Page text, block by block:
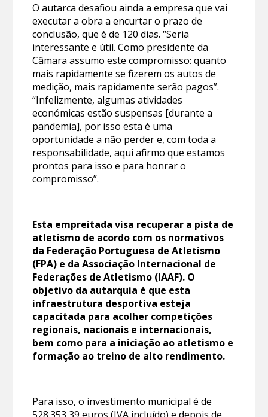
O autarca desafiou ainda a empresa que vai
executar a obra a encurtar o prazo de
conclusão, que é de 120 dias. “Seria
interessante e útil. Como presidente da
Câmara assumo este compromisso: quanto
mais rapidamente se fizerem os autos de
medição, mais rapidamente serão pagos”.
“Infelizmente, algumas atividades
económicas estão suspensas [durante a
pandemia], por isso esta é uma
oportunidade a não perder e, com toda a
responsabilidade, aqui afirmo que estamos
prontos para isso e para honrar o
compromisso”.
Esta empreitada visa recuperar a pista de
atletismo de acordo com os normativos
da Federação Portuguesa de Atletismo
(FPA) e da Associação Internacional de
Federações de Atletismo (IAAF). O
objetivo da autarquia é que esta
infraestrutura desportiva esteja
capacitada para acolher competições
regionais, nacionais e internacionais,
bem como para a iniciação ao atletismo e
formação ao treino de alto rendimento.
Para isso, o investimento municipal é de